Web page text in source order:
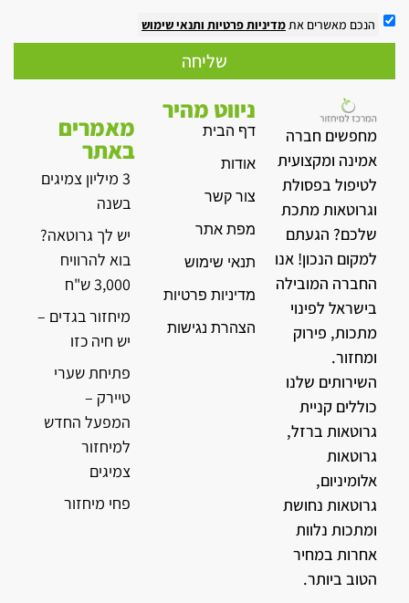
הנכם מאשרים אתמדיניות פרטיות ותנאי שימוש
שליחה
מחפשים חברה
אמינה ומקצועית
לטיפול בפסולת
וגרוטאות מתכת
שלכם? הגעתם
למקום הנכון! אנו
החברה המובילה
בישראל לפינוי
מתכות, פירוק
ומחזור.
השירותים שלנו
כוללים קניית
גרוטאות ברזל,
גרוטאות
אלומיניום,
גרוטאות נחושת
ומתכות נלוות
אחרות במחיר
הטוב ביותר.
ניווט מהיר
דף הבית
אודות
צור קשר
מפת אתר
תנאי שימוש
מדיניות פרטיות
הצהרת נגישות
מאמרים
באתר
3 מיליון צמיגים
בשנה
יש לך גרוטאה?
בוא להרוויח
3,000 ש"ח
מיחזור בגדים –
יש חיה כזו
פתיחת שערי
טיירק –
המפעל החדש
למיחזור
צמיגים
פחי מיחזור